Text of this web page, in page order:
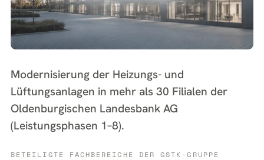
Modernisierung der Heizungs- und
Lüftungsanlagen in mehr als 30 Filialen der
Oldenburgischen Landesbank AG
(Leistungsphasen 1–8).
BETEILIGTE FACHBEREICHE DER GSTK-GRUPPE